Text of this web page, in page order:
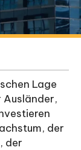
Lage
Ausländer,
der
der